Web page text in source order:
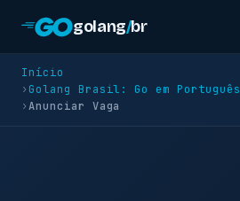
golang/br
Início
› Golang Brasil: Go em
›Anunciar Vaga